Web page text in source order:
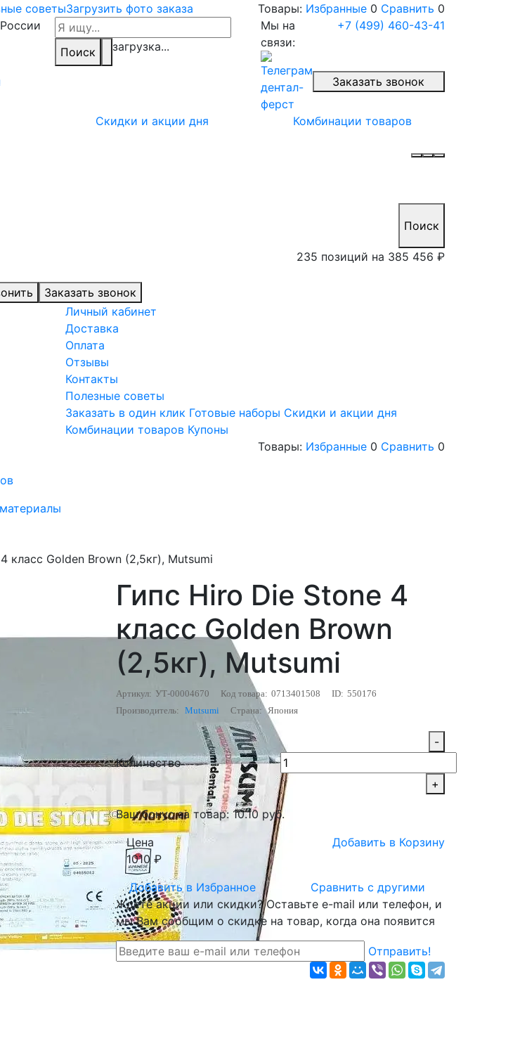
советыЗагрузить фото заказа Товары: Избранные 0 Сравнить 0
Поиск загрузка...
Мы на
связи:
+7 (499) 460-43-41
Заказать звонок
Скидки и акции дня
Комбинации товаров
Поиск
235 позиций на 385 456 ₽
Заказать звонок
Личный кабинет
Доставка
Оплата
Отзывы
Контакты
Полезные советы
Заказать в один клик Готовые наборы Скидки и акции дня
Комбинации товаров Купоны
Товары: Избранные 0 Сравнить 0
класс Golden Brown (2,5кг), Mutsumi
Гипс Hiro Die Stone 4
класс Golden Brown
(2,5кг), Mutsumi
Артикул: УТ-00004670 Код товара: 0713401508 ID: 550176
Производитель: Mutsumi Страна: Япония
Количество
-
+
Ваш бонус за товар: 10.10 руб.
Цена
1010 ₽
Добавить в Корзину
Добавить в Избранное
Сравнить с другими
Ждете акции или скидки? Оставьте e-mail или телефон, и
мы Вам сообщим о скидке на товар, когда она появится
Отправить!